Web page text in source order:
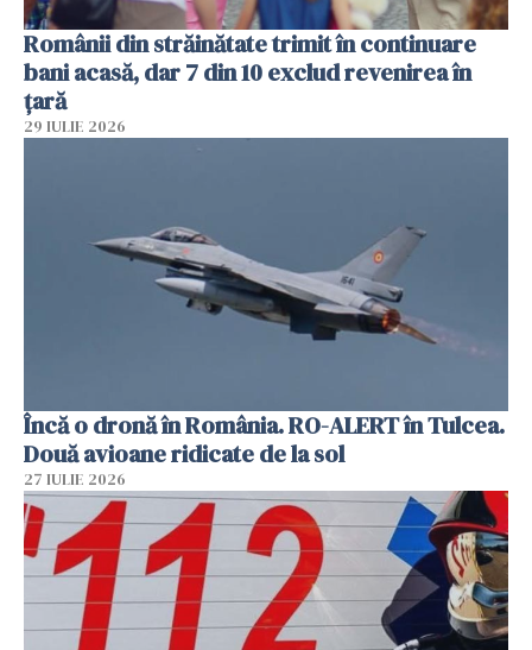
Românii din străinătate trimit în continuare
bani acasă, dar 7 din 10 exclud revenirea în
țară
29 IULIE 2026
Încă o dronă în România. RO-ALERT în Tulcea.
Două avioane ridicate de la sol
27 IULIE 2026